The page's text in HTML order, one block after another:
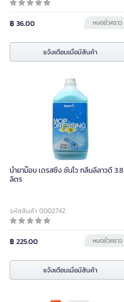
฿ 36.00 หมดชั่วคราว
แจ้งเตือนเมื่อมีสินค้า
น้ำยาม๊อบ เดรสซิ่ง ซันโว กลิ่นลีลาวดี 3.8
ลิตร
รหัสสินค้า 0002742
฿ 225.00 หมดชั่วคราว
แจ้งเตือนเมื่อมีสินค้า